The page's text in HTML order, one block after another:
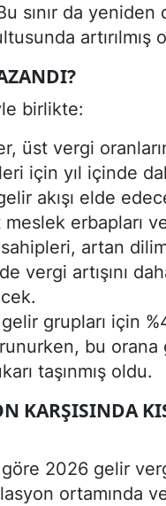
sınır da yeniden
artırılmış
birlikte:
üst vergi
için yıl içinde
akışı elde
meslek erbapları
artan dilim
vergi artışını
grupları için
bu orana
taşınmış oldu.
KARŞISINDA
2026 gelir
ortamında